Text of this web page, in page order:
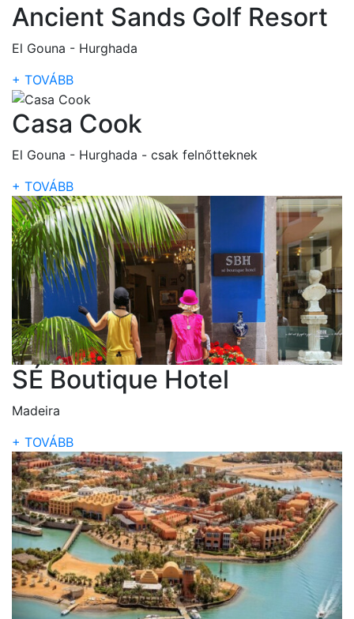
Ancient Sands Golf Resort
El Gouna - Hurghada
+ TOVÁBB
Casa Cook
El Gouna - Hurghada - csak felnőtteknek
+ TOVÁBB
SÉ Boutique Hotel
Madeira
+ TOVÁBB